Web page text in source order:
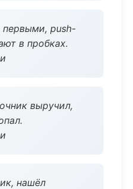
первыми, push-
в пробках.
выручил,
нашёл